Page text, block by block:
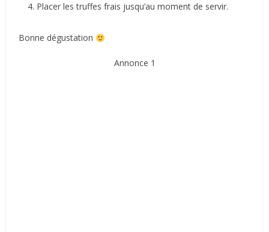
Placer les truffes frais jusqu’au moment de servir.
Bonne dégustation
Annonce 1